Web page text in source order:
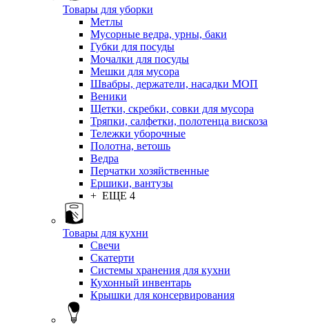
Товары для уборки
Метлы
Мусорные ведра, урны, баки
Губки для посуды
Мочалки для посуды
Мешки для мусора
Швабры, держатели, насадки МОП
Веники
Щетки, скребки, совки для мусора
Тряпки, салфетки, полотенца вискоза
Тележки уборочные
Полотна, ветошь
Ведра
Перчатки хозяйственные
Ершики, вантузы
+ ЕЩЕ 4
Товары для кухни
Свечи
Скатерти
Системы хранения для кухни
Кухонный инвентарь
Крышки для консервирования